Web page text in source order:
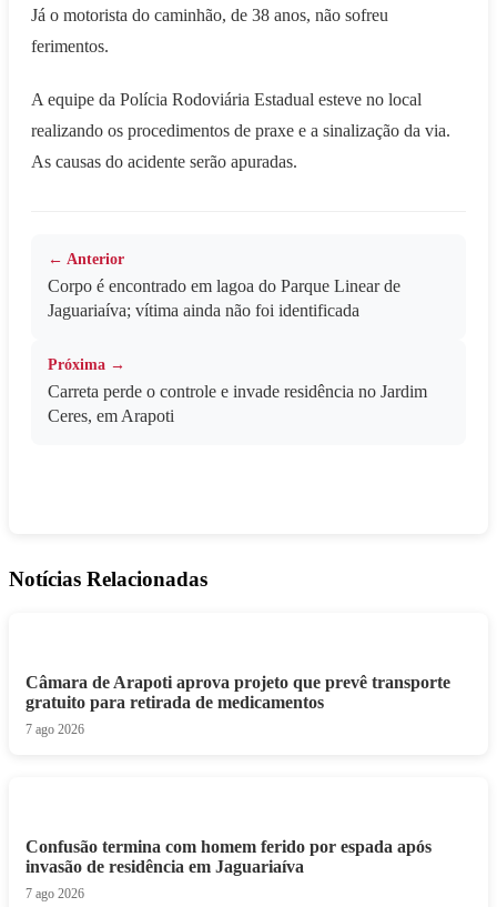
Já o motorista do caminhão, de 38 anos, não sofreu
ferimentos.
A equipe da Polícia Rodoviária Estadual esteve no local
realizando os procedimentos de praxe e a sinalização da via.
As causas do acidente serão apuradas.
← Anterior
Corpo é encontrado em lagoa do Parque Linear de
Jaguariaíva; vítima ainda não foi identificada
Próxima →
Carreta perde o controle e invade residência no Jardim
Ceres, em Arapoti
Notícias Relacionadas
Câmara de Arapoti aprova projeto que prevê transporte
gratuito para retirada de medicamentos
7 ago 2026
Confusão termina com homem ferido por espada após
invasão de residência em Jaguariaíva
7 ago 2026